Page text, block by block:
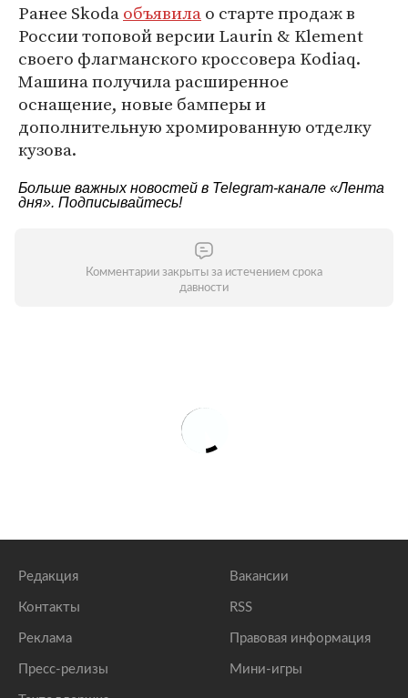
Ранее Skodaобъявилао старте продаж в
России топовой версии Laurin & Klement
своего флагманского кроссовера Kodiaq.
Машина получила расширенное
оснащение, новые бамперы и
дополнительную хромированную отделку
кузова.
Больше важных новостей в Telegram-канале «Лента
дня». Подписывайтесь!
Комментарии закрыты за истечением срока
давности
Редакция
Контакты
Реклама
Пресс-релизы
Вакансии
RSS
Правовая информация
Мини-игры